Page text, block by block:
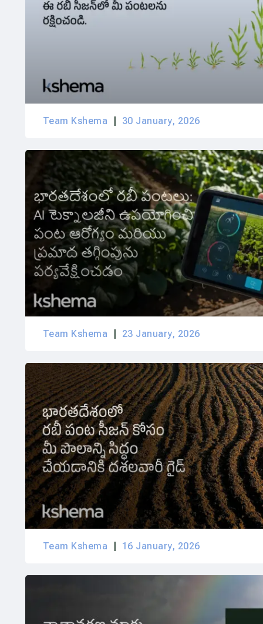
Team Kshema 30 January, 2026
Team Kshema 23 January, 2026
Team Kshema 16 January, 2026